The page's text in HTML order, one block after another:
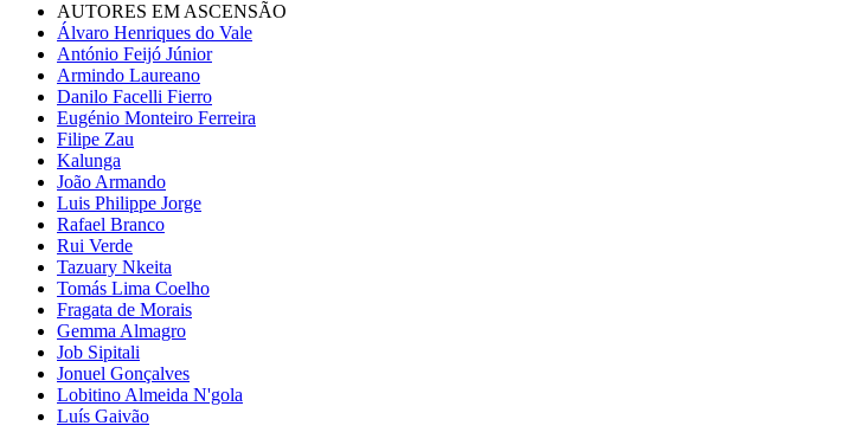
AUTORES EM ASCENSÃO
Álvaro Henriques do Vale
António Feijó Júnior
Armindo Laureano
Danilo Facelli Fierro
Eugénio Monteiro Ferreira
Filipe Zau
Kalunga
João Armando
Luis Philippe Jorge
Rafael Branco
Rui Verde
Tazuary Nkeita
Tomás Lima Coelho
Fragata de Morais
Gemma Almagro
Job Sipitali
Jonuel Gonçalves
Lobitino Almeida N'gola
Luís Gaivão